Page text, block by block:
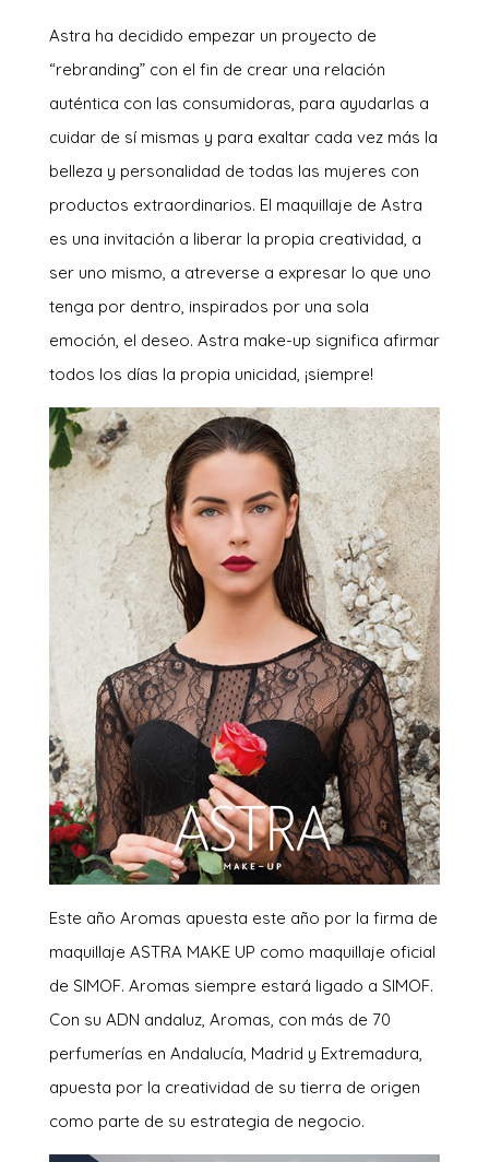
Astra ha decidido empezar un proyecto de
“rebranding” con el fin de crear una relación
auténtica con las consumidoras, para ayudarlas a
cuidar de sí mismas y para exaltar cada vez más la
belleza y personalidad de todas las mujeres con
productos extraordinarios. El maquillaje de Astra
es una invitación a liberar la propia creatividad, a
ser uno mismo, a atreverse a expresar lo que uno
tenga por dentro, inspirados por una sola
emoción, el deseo. Astra make-up significa afirmar
todos los días la propia unicidad, ¡siempre!
Este año Aromas apuesta este año por la firma de
maquillaje ASTRA MAKE UP como maquillaje oficial
de SIMOF. Aromas siempre estará ligado a SIMOF.
Con su ADN andaluz, Aromas, con más de 70
perfumerías en Andalucía, Madrid y Extremadura,
apuesta por la creatividad de su tierra de origen
como parte de su estrategia de negocio.